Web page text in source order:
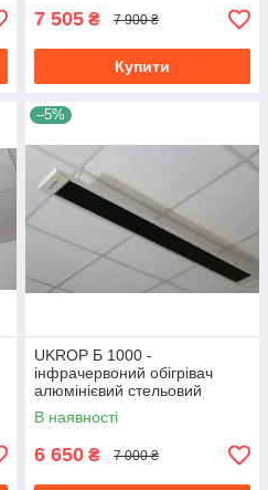
7 505 ₴ 7 900 ₴
Купити
–5%
UKROP Б 1000 -
інфрачервоний обігрівач
алюмінієвий стельовий
довгохвильовий
енергоефективний
В наявності
6 650 ₴ 7 000 ₴